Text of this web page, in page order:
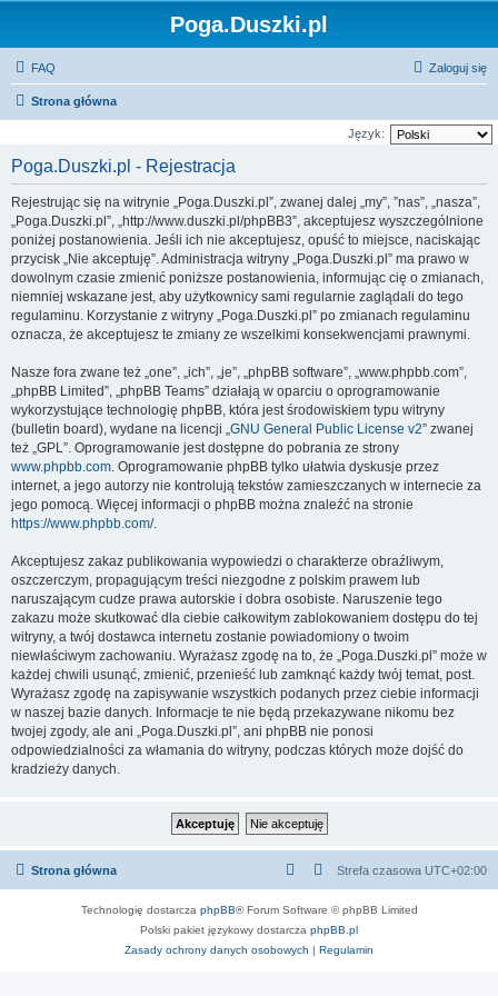
Poga.Duszki.pl
FAQ Zaloguj się
Strona główna
Język:
Poga.Duszki.pl - Rejestracja
Rejestrując się na witrynie „Poga.Duszki.pl”, zwanej dalej „my”, ”nas”, „nasza”,
„Poga.Duszki.pl”, „http://www.duszki.pl/phpBB3”, akceptujesz wyszczególnione
poniżej postanowienia. Jeśli ich nie akceptujesz, opuść to miejsce, naciskając
przycisk „Nie akceptuję”. Administracja witryny „Poga.Duszki.pl” ma prawo w
dowolnym czasie zmienić poniższe postanowienia, informując cię o zmianach,
niemniej wskazane jest, aby użytkownicy sami regularnie zaglądali do tego
regulaminu. Korzystanie z witryny „Poga.Duszki.pl” po zmianach regulaminu
oznacza, że akceptujesz te zmiany ze wszelkimi konsekwencjami prawnymi.
Nasze fora zwane też „one”, „ich”, „je”, „phpBB software”, „www.phpbb.com”,
„phpBB Limited”, „phpBB Teams” działają w oparciu o oprogramowanie
wykorzystujące technologię phpBB, która jest środowiskiem typu witryny
(bulletin board), wydane na licencji „GNU General Public License v2” zwanej
też „GPL”. Oprogramowanie jest dostępne do pobrania ze strony
www.phpbb.com. Oprogramowanie phpBB tylko ułatwia dyskusje przez
internet, a jego autorzy nie kontrolują tekstów zamieszczanych w internecie za
jego pomocą. Więcej informacji o phpBB można znaleźć na stronie
https://www.phpbb.com/.
Akceptujesz zakaz publikowania wypowiedzi o charakterze obraźliwym,
oszczerczym, propagującym treści niezgodne z polskim prawem lub
naruszającym cudze prawa autorskie i dobra osobiste. Naruszenie tego
zakazu może skutkować dla ciebie całkowitym zablokowaniem dostępu do tej
witryny, a twój dostawca internetu zostanie powiadomiony o twoim
niewłaściwym zachowaniu. Wyrażasz zgodę na to, że „Poga.Duszki.pl” może w
każdej chwili usunąć, zmienić, przenieść lub zamknąć każdy twój temat, post.
Wyrażasz zgodę na zapisywanie wszystkich podanych przez ciebie informacji
w naszej bazie danych. Informacje te nie będą przekazywane nikomu bez
twojej zgody, ale ani „Poga.Duszki.pl”, ani phpBB nie ponosi
odpowiedzialności za włamania do witryny, podczas których może dojść do
kradzieży danych.
Strona główna Strefa czasowa UTC+02:00
Technologię dostarcza phpBB® Forum Software © phpBB Limited
Polski pakiet językowy dostarcza phpBB.pl
Zasady ochrony danych osobowych | Regulamin